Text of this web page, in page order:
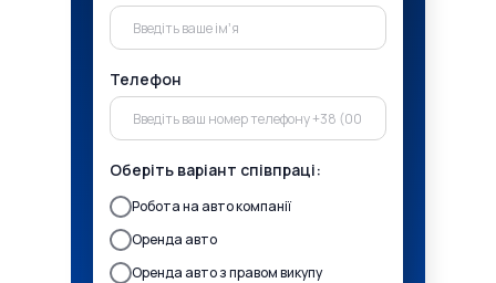
Телефон
Оберіть варіант співпраці:
Робота на авто компанії
Оренда авто
Оренда авто з правом викупу